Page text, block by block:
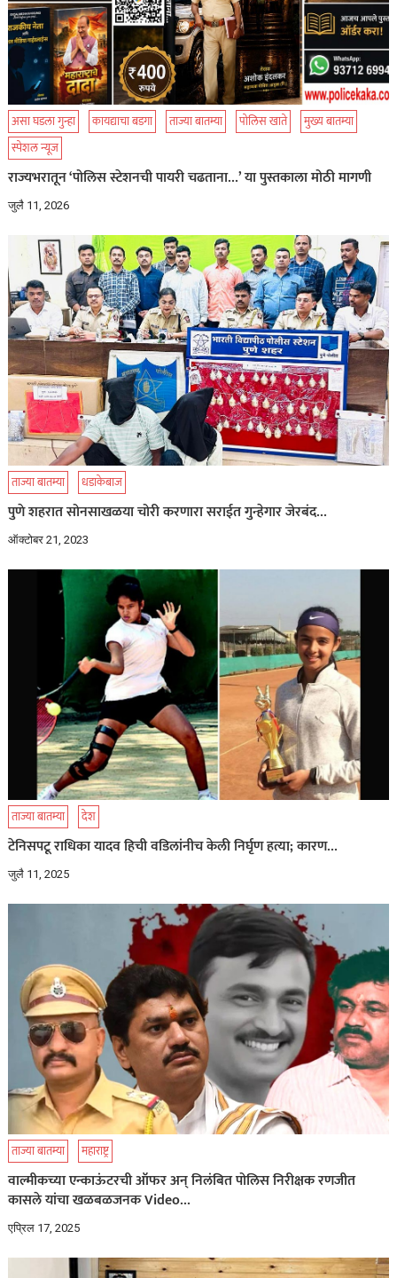
असा घडला गुन्हा कायद्याचा बडगा ताज्या बातम्या पोलिस खाते
मुख्य बातम्या
स्पेशल न्यूज
राज्यभरातून ‘पोलिस स्टेशनची पायरी चढताना…’ या पुस्तकाला मोठी मागणी
जुलै 11, 2026
ताज्या बातम्या धडाकेबाज
पुणे शहरात सोनसाखळया चोरी करणारा सराईत गुन्हेगार जेरबंद…
ऑक्टोबर 21, 2023
ताज्या बातम्या देश
टेनिसपटू राधिका यादव हिची वडिलांनीच केली निर्घृण हत्या; कारण…
जुलै 11, 2025
ताज्या बातम्या महाराष्ट्र
वाल्मीकच्या एन्काऊंटरची ऑफर अन् निलंबित पोलिस निरीक्षक रणजीत
कासले यांचा खळबळजनक Video…
एप्रिल 17, 2025